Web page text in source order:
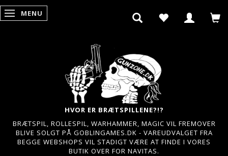
SKIFTE NAVIGATION
MENU
HVOR ER BRÆTSPILLENE?!?
BRÆTSPIL, ROLLESPIL, WARHAMMER, MAGIC VIL FREMOVER
BLIVE SOLGT PÅ GOBLINGAMES.DK - VAREUDVALGET FRA
BEGGE WEBSHOPS VIL STADIGT VÆRE AT FINDE I VORES
BUTIK OVER FOR NAVITAS.